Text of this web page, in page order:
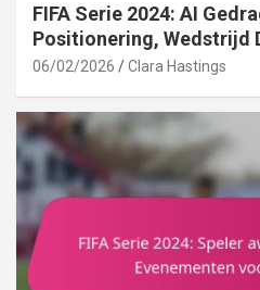
FIFA Serie 2024: AI
Positionering, Wedstrijd
06/02/2026 Clara Hastings